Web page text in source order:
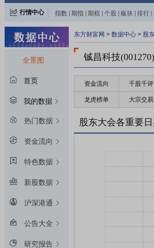
行情中心 指数 期指 期权 个股 板块 排行
全景图
首页
我的数据
热门数据
资金流向
特色数据
新股数据
沪深港通
公告大全
研究报告
东方财富网 > 数据中心 > 股
铖昌科技(001270)
资金流向 千股千评
龙虎榜单 大宗交易
股东大会各重要